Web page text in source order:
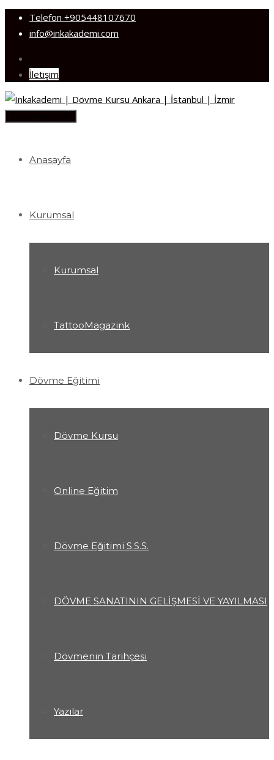
Telefon +905448107670
info@inkakademi.com
İletişim
Anasayfa
Kurumsal
Kurumsal
TattooMagazink
Dövme Eğitimi
Dövme Kursu
Online Eğitim
Dövme Eğitimi S.S.S.
DÖVME SANATININ GELİŞMESİ VE YAYILMASI
Dövmenin Tarihçesi
Yazılar